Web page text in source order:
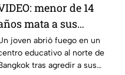
menor de 14
mata a sus
y 5 profesores
tiroteo
joven abrió fuego en un
educativo al norte de
tras agredir a sus